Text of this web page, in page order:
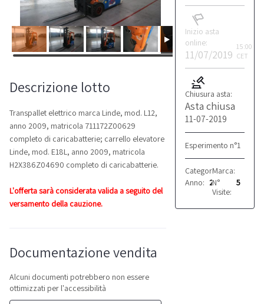
Inizio asta
online:
11/07/2019
15:00
CET
Chiusura asta:
Asta chiusa
11-07-2019
Esperimento n°1
Categoria: Transpallet
Marca:
Anno: 2009
N°
Visite:
5
Descrizione lotto
Transpallet elettrico marca Linde, mod. L12,
anno 2009, matricola 711172Z00629
completo di caricabatterie; carrello elevatore
Linde, mod. E18L, anno 2009, matricola
H2X386Z04690 completo di caricabatterie.
L'offerta sarà considerata valida a seguito del
versamento della cauzione.
Documentazione vendita
Alcuni documenti potrebbero non essere
ottimizzati per l'accessibilità